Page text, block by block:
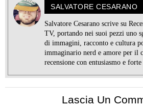
SALVATORE CESARANO
Salvatore Cesarano scrive su
TV, portando nei suoi pezzi uno
di immagini, racconto e cultura
immaginario nerd e amore per il
recensione con entusiasmo e
Lascia Un